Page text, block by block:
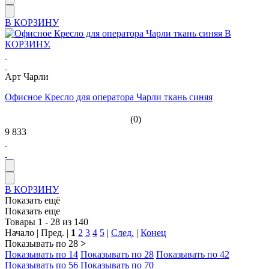
В КОРЗИНУ
Арт Чарли
Офисное Кресло для оператора Чарли ткань синяя
(0)
9 833
В КОРЗИНУ
Показать ещё
Показать еще
Товары 1 - 28 из 140
Начало | Пред. | 1 2 3 4 5 | След. | Конец
Показывать по 28 >
Показывать по 14 Показывать по 28 Показывать по 42
Показывать по 56 Показывать по 70